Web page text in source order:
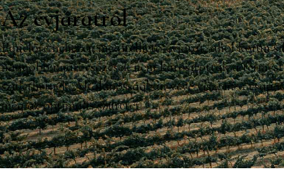
Az évjáratról
Egyelőre nehezen megítélhető évjárat, ahol korán
nagyobb nyári esőzések nem károsították a
születhetnek. Általánosságban véve viszont a
meg az optimális szüretet.